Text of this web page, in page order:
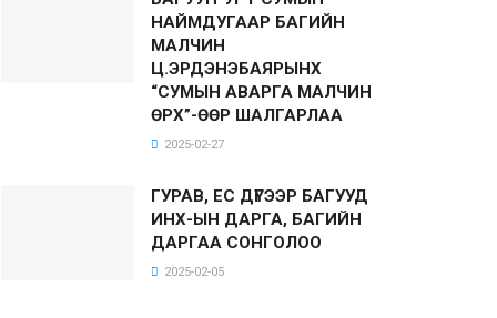
НАЙМДУГААР БАГИЙН
МАЛЧИН
Ц.ЭРДЭНЭБАЯРЫНХ
“СУМЫН АВАРГА МАЛЧИН
ӨРХ”-ӨӨР ШАЛГАРЛАА
2025-02-27
ГУРАВ, ЕС ДҮГЭЭР БАГУУД
ИНХ-ЫН ДАРГА, БАГИЙН
ДАРГАА СОНГОЛОО
2025-02-05